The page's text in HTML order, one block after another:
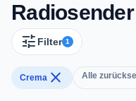
tune Filter 1
Crema close Alle